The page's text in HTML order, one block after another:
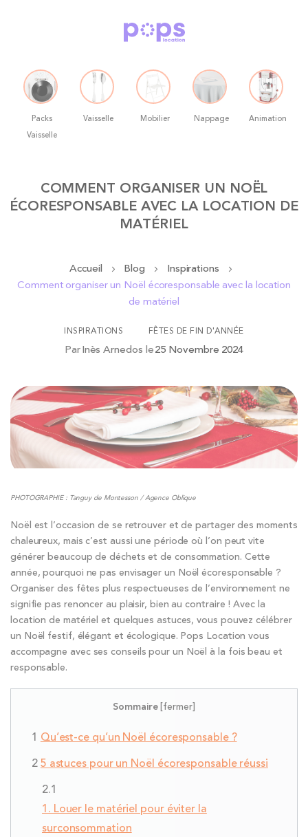
Packs
Vaisselle
Vaisselle Mobilier Nappage Animation
contenu
COMMENT ORGANISER UN NOËL
ÉCORESPONSABLE AVEC LA LOCATION DE
MATÉRIEL
Accueil Blog
Inspirations
Comment organiser un Noël écoresponsable avec la location
de matériel
INSPIRATIONS FÊTES DE FIN D'ANNÉE
ParInès Arnedos le25 Novembre 2024
PHOTOGRAPHIE : Tanguy de Montesson / Agence Oblique
Noël est l’occasion de se retrouver et de partager des moments
chaleureux, mais c’est aussi une période où l’on peut vite
générer beaucoup de déchets et de consommation. Cette
année, pourquoi ne pas envisager un Noël écoresponsable ?
Organiser des fêtes plus respectueuses de l’environnement ne
signifie pas renoncer au plaisir, bien au contraire ! Avec la
location de matériel et quelques astuces, vous pouvez célébrer
un Noël festif, élégant et écologique. Pops Location vous
accompagne avec ses conseils pour un Noël à la fois beau et
responsable.
Sommaire[fermer]
Qu’est-ce qu’un Noël écoresponsable ?
5 astuces pour un Noël écoresponsable réussi
1. Louer le matériel pour éviter la
surconsommation